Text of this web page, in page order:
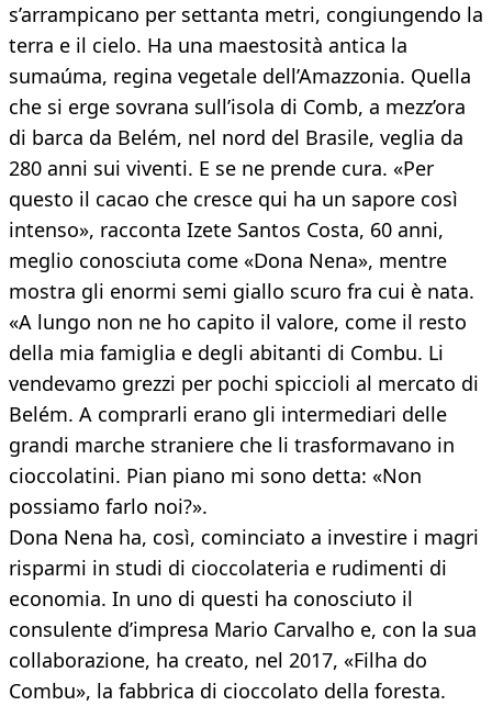
s’arrampicano per settanta metri, congiungendo la
terra e il cielo. Ha una maestosità antica la
sumaúma, regina vegetale dell’Amazzonia. Quella
che si erge sovrana sull’isola di Comb, a mezz’ora
di barca da Belém, nel nord del Brasile, veglia da
280 anni sui viventi. E se ne prende cura. «Per
questo il cacao che cresce qui ha un sapore così
intenso», racconta Izete Santos Costa, 60 anni,
meglio conosciuta come «Dona Nena», mentre
mostra gli enormi semi giallo scuro fra cui è nata.
«A lungo non ne ho capito il valore, come il resto
della mia famiglia e degli abitanti di Combu. Li
vendevamo grezzi per pochi spiccioli al mercato di
Belém. A comprarli erano gli intermediari delle
grandi marche straniere che li trasformavano in
cioccolatini. Pian piano mi sono detta: «Non
possiamo farlo noi?».
Dona Nena ha, così, cominciato a investire i magri
risparmi in studi di cioccolateria e rudimenti di
economia. In uno di questi ha conosciuto il
consulente d’impresa Mario Carvalho e, con la sua
collaborazione, ha creato, nel 2017, «Filha do
Combu», la fabbrica di cioccolato della foresta.